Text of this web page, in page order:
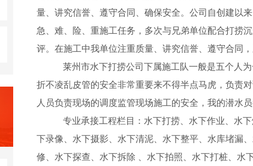
量、讲究信誉、遵守合同、确保安全。公司自创建以
急、难、险、重施工任务，多次与兄弟单位配合打捞
评。在施工中我单位注重质量、讲究信誉、遵守合同
莱州市水下打捞公司下属施工队一般是五个人为
折不凌乱皮管的安全非常重要来不得半点马虎，负责
人员负责现场的调度监管现场施工的安全，我的潜
专业承接工程栏目：水下打捞、水下作业、水下
下录像、水下摄影、水下清泥、水下整平、水库堵漏
修、水下探查、水下拆除 、水下拍照、水下打桩、水